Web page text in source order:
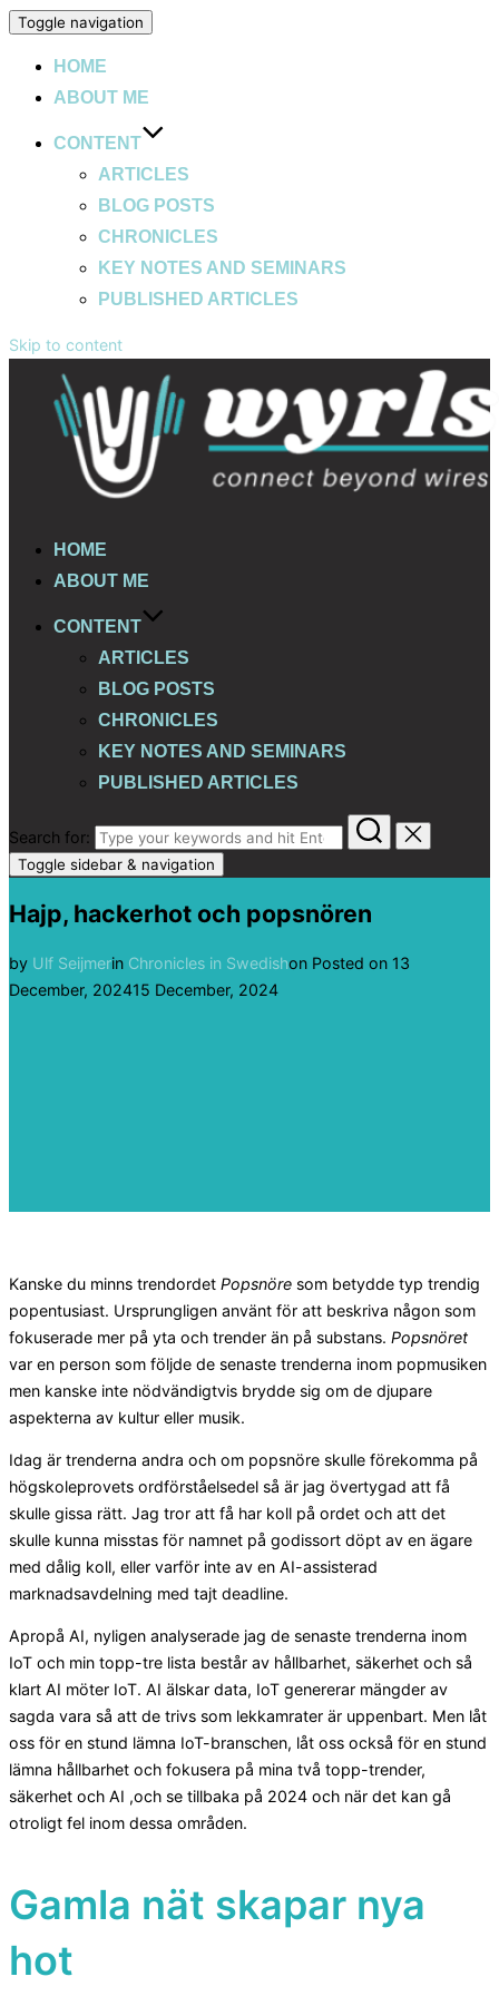
Toggle navigation
HOME
ABOUT ME
CONTENT
ARTICLES
BLOG POSTS
CHRONICLES
KEY NOTES AND SEMINARS
PUBLISHED ARTICLES
Skip to content
HOME
ABOUT ME
CONTENT
ARTICLES
BLOG POSTS
CHRONICLES
KEY NOTES AND SEMINARS
PUBLISHED ARTICLES
Search for:
Toggle sidebar & navigation
Hajp, hackerhot och popsnören
by Ulf Seijmerin Chronicles in Swedishon Posted on 13
December, 202415 December, 2024
Kanske du minns trendordet Popsnöre som betydde typ trendig
popentusiast. Ursprungligen använt för att beskriva någon som
fokuserade mer på yta och trender än på substans. Popsnöret
var en person som följde de senaste trenderna inom popmusiken
men kanske inte nödvändigtvis brydde sig om de djupare
aspekterna av kultur eller musik.
Idag är trenderna andra och om popsnöre skulle förekomma på
högskoleprovets ordförståelsedel så är jag övertygad att få
skulle gissa rätt. Jag tror att få har koll på ordet och att det
skulle kunna misstas för namnet på godissort döpt av en ägare
med dålig koll, eller varför inte av en AI-assisterad
marknadsavdelning med tajt deadline.
Apropå AI, nyligen analyserade jag de senaste trenderna inom
IoT och min topp-tre lista består av hållbarhet, säkerhet och så
klart AI möter IoT. AI älskar data, IoT genererar mängder av
sagda vara så att de trivs som lekkamrater är uppenbart. Men låt
oss för en stund lämna IoT-branschen, låt oss också för en stund
lämna hållbarhet och fokusera på mina två topp-trender,
säkerhet och AI ,och se tillbaka på 2024 och när det kan gå
otroligt fel inom dessa områden.
Gamla nät skapar nya
hot